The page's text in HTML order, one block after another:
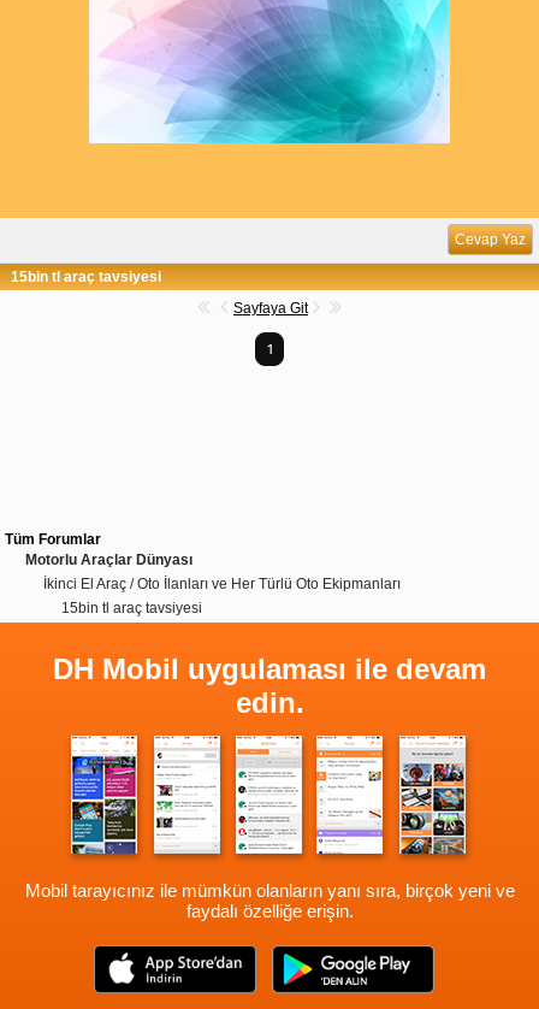
Cevap Yaz
15bin tl araç tavsiyesi
Sayfaya Git
1
Tüm Forumlar
Motorlu Araçlar Dünyası
İkinci El Araç / Oto İlanları ve Her Türlü Oto Ekipmanları
15bin tl araç tavsiyesi
DH Mobil uygulaması ile devam
edin.
Mobil tarayıcınız ile mümkün olanların yanı sıra, birçok yeni ve
faydalı özelliğe erişin.